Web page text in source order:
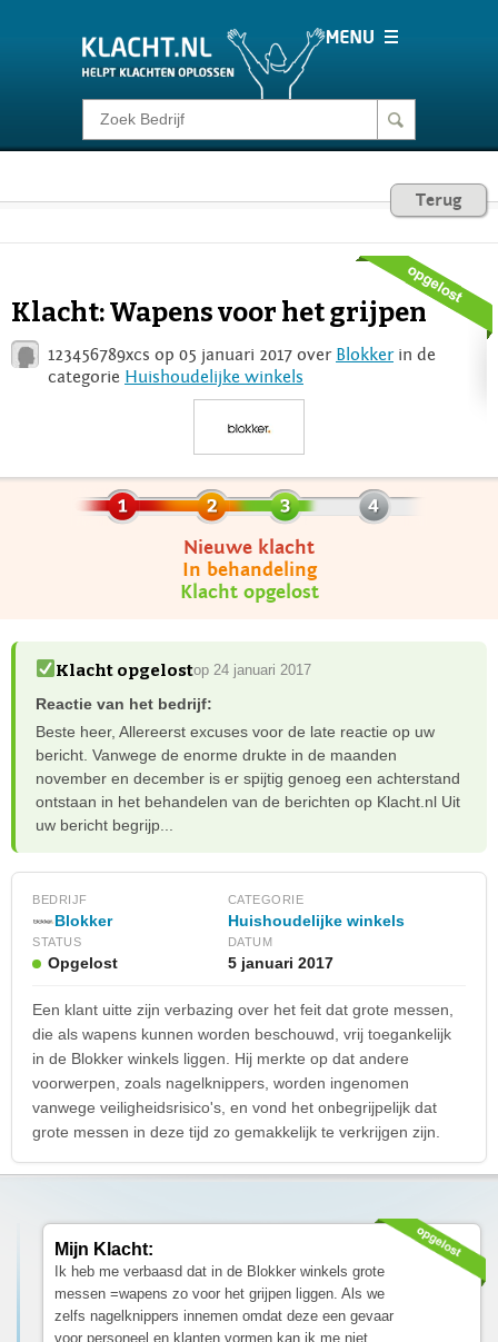
Klacht melden
Consumentenrecht Terug
Klacht: Wapens voor het grijpen
123456789xcs op 05 januari 2017 over Blokkerin de
categorie Huishoudelijke winkels
Nieuwe klacht
In behandeling
Klacht opgelost
Klacht opgelostop 24 januari 2017
Reactie van het bedrijf:
Beste heer, Allereerst excuses voor de late reactie op uw
bericht. Vanwege de enorme drukte in de maanden
november en december is er spijtig genoeg een achterstand
ontstaan in het behandelen van de berichten op Klacht.nl Uit
uw bericht begrijp...
BEDRIJF
Blokker
CATEGORIE
Huishoudelijke winkels
STATUS
Opgelost
DATUM
5 januari 2017
Een klant uitte zijn verbazing over het feit dat grote messen,
die als wapens kunnen worden beschouwd, vrij toegankelijk
in de Blokker winkels liggen. Hij merkte op dat andere
voorwerpen, zoals nagelknippers, worden ingenomen
vanwege veiligheidsrisico's, en vond het onbegrijpelijk dat
grote messen in deze tijd zo gemakkelijk te verkrijgen zijn.
Mijn Klacht:
Ik heb me verbaasd dat in de Blokker winkels grote
messen =wapens zo voor het grijpen liggen. Als we
zelfs nagelknippers innemen omdat deze een gevaar
voor personeel en klanten vormen kan ik me niet